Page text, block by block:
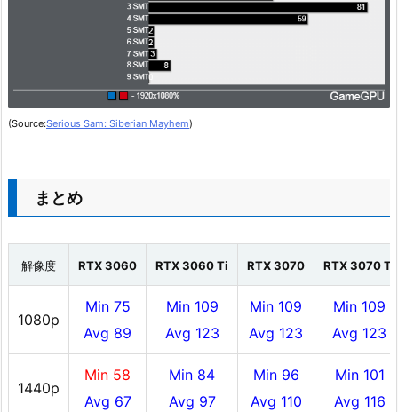
(Source:Serious Sam: Siberian Mayhem)
まとめ
解像度 RTX 3060 RTX 3060 Ti RTX 3070 RTX 3070 Ti
1080p
Min 75
Avg 89
Min 109
Avg 123
Min 109
Avg 123
Min 109
Avg 123
1440p
Min 58
Avg 67
Min 84
Avg 97
Min 96
Avg 110
Min 101
Avg 116